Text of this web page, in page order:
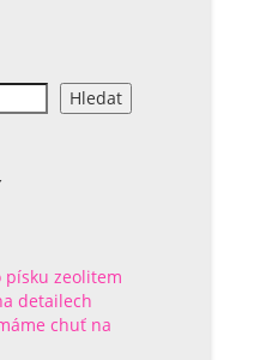
Hledat
zeolitem
detailech
chuť na